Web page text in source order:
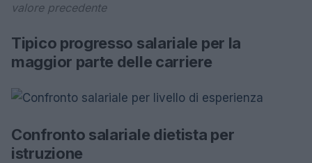
valore precedente
Tipico progresso salariale per la
maggior parte delle carriere
Confronto salariale dietista per
istruzione